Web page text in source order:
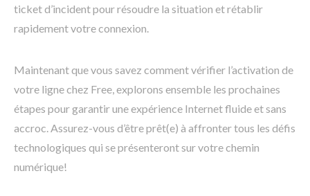
ticket d’incident pour résoudre la situation et rétablir
rapidement votre connexion.
Maintenant que vous savez comment vérifier l’activation de
votre ligne chez Free, explorons ensemble les prochaines
étapes pour garantir une expérience Internet fluide et sans
accroc. Assurez-vous d’être prêt(e) à affronter tous les défis
technologiques qui se présenteront sur votre chemin
numérique!